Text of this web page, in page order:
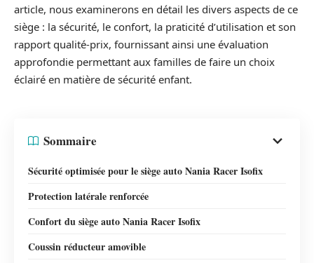
article, nous examinerons en détail les divers aspects de ce
siège : la sécurité, le confort, la praticité d’utilisation et son
rapport qualité-prix, fournissant ainsi une évaluation
approfondie permettant aux familles de faire un choix
éclairé en matière de sécurité enfant.
Sommaire
Sécurité optimisée pour le siège auto Nania Racer Isofix
Protection latérale renforcée
Confort du siège auto Nania Racer Isofix
Coussin réducteur amovible